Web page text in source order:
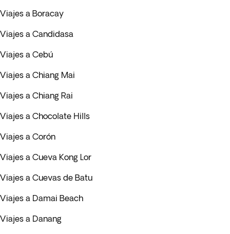
Viajes a Boracay
Viajes a Candidasa
Viajes a Cebú
Viajes a Chiang Mai
Viajes a Chiang Rai
Viajes a Chocolate Hills
Viajes a Corón
Viajes a Cueva Kong Lor
Viajes a Cuevas de Batu
Viajes a Damai Beach
Viajes a Danang